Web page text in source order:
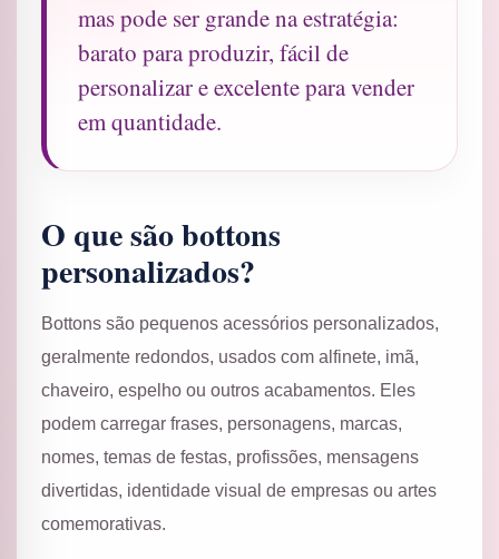
mas pode ser grande na estratégia:
barato para produzir, fácil de
personalizar e excelente para vender
em quantidade.
O que são bottons
personalizados?
Bottons são pequenos acessórios personalizados,
geralmente redondos, usados com alfinete, imã,
chaveiro, espelho ou outros acabamentos. Eles
podem carregar frases, personagens, marcas,
nomes, temas de festas, profissões, mensagens
divertidas, identidade visual de empresas ou artes
comemorativas.